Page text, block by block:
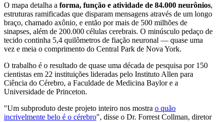
O mapa detalha a forma, função e atividade de 84.000 neurônios,
estruturas ramificadas que disparam mensagens através de um longo
braço, chamado axônio, e então por mais de 500 milhões de
sinapses, além de 200.000 células cerebrais. O minúsculo pedaço de
tecido continha 5,4 quilômetros de fiação neuronal — quase uma
vez e meia o comprimento do Central Park de Nova York.
O trabalho é o resultado de quase uma década de pesquisa por 150
cientistas em 22 instituições lideradas pelo Instituto Allen para
Ciência do Cérebro, a Faculdade de Medicina Baylor e a
Universidade de Princeton.
"Um subproduto deste projeto inteiro nos mostra o quão
incrivelmente belo é o cérebro", disse o Dr. Forrest Collman, diretor